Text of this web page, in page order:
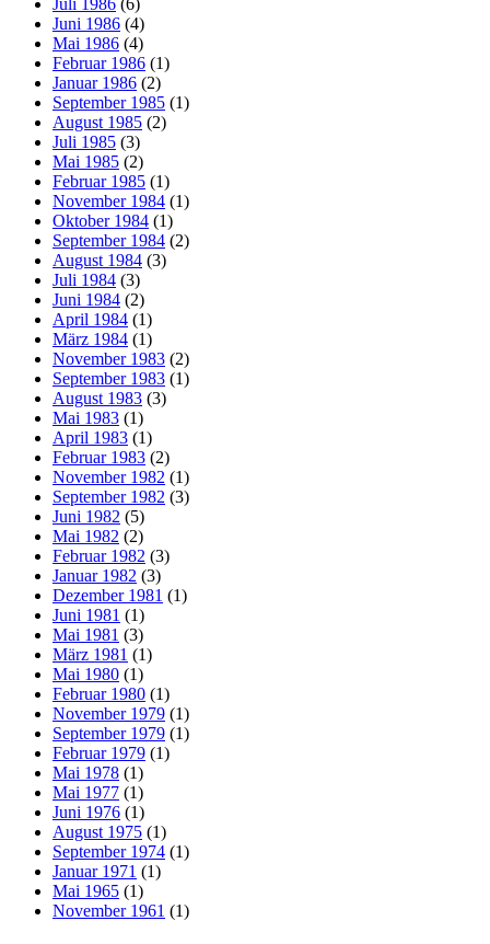
Juni 1986 (4)
Mai 1986 (4)
Februar 1986 (1)
Januar 1986 (2)
September 1985 (1)
August 1985 (2)
Juli 1985 (3)
Mai 1985 (2)
Februar 1985 (1)
November 1984 (1)
Oktober 1984 (1)
September 1984 (2)
August 1984 (3)
Juli 1984 (3)
Juni 1984 (2)
April 1984 (1)
März 1984 (1)
November 1983 (2)
September 1983 (1)
August 1983 (3)
Mai 1983 (1)
April 1983 (1)
Februar 1983 (2)
November 1982 (1)
September 1982 (3)
Juni 1982 (5)
Mai 1982 (2)
Februar 1982 (3)
Januar 1982 (3)
Dezember 1981 (1)
Juni 1981 (1)
Mai 1981 (3)
März 1981 (1)
Mai 1980 (1)
Februar 1980 (1)
November 1979 (1)
September 1979 (1)
Februar 1979 (1)
Mai 1978 (1)
Mai 1977 (1)
Juni 1976 (1)
August 1975 (1)
September 1974 (1)
Januar 1971 (1)
Mai 1965 (1)
November 1961 (1)